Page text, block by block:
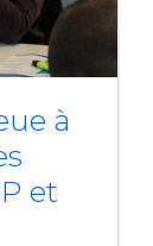
à
et